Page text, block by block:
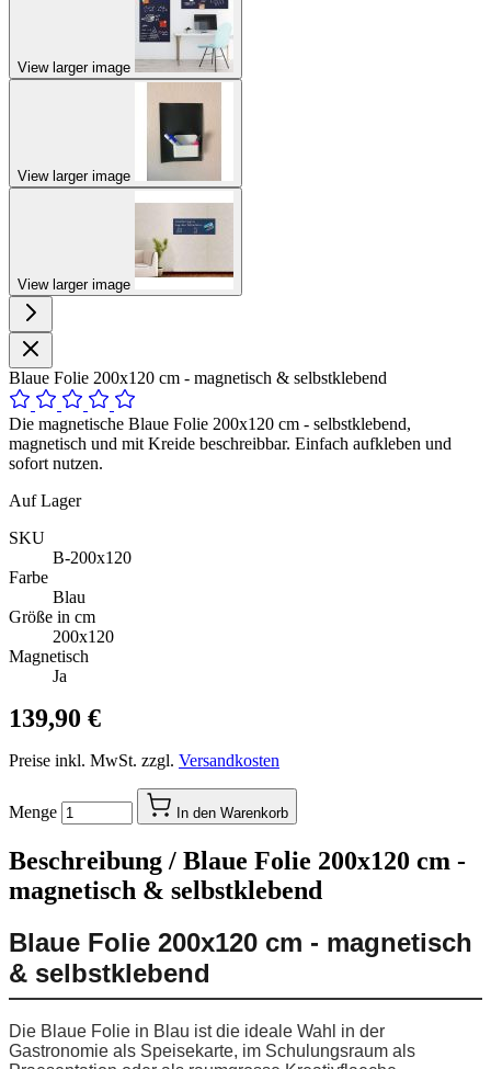
View larger image
View larger image
View larger image
Blaue Folie 200x120 cm - magnetisch & selbstklebend
Die magnetische Blaue Folie 200x120 cm - selbstklebend,
magnetisch und mit Kreide beschreibbar. Einfach aufkleben und
sofort nutzen.
Auf Lager
SKU
B-200x120
Farbe
Blau
Größe in cm
200x120
Magnetisch
Ja
139,90 €
Preise inkl. MwSt. zzgl. Versandkosten
Menge In den Warenkorb
Beschreibung / Blaue Folie 200x120 cm -
magnetisch & selbstklebend
Blaue Folie 200x120 cm - magnetisch
& selbstklebend
Die Blaue Folie in Blau ist die ideale Wahl in der
Gastronomie als Speisekarte, im Schulungsraum als